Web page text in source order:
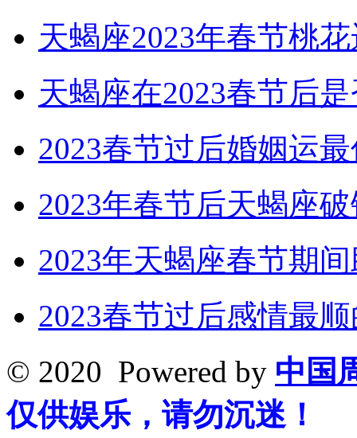
天蝎座2023年春节
天蝎座在2023春节后
2023春节过后婚姻运
2023年春节后天蝎座
2023年天蝎座春节期
2023春节过后感情最
© 2020 Powered by 中国
仅供娱乐，请勿沉迷！